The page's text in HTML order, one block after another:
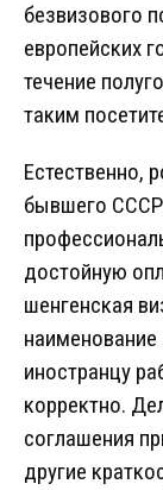
безвизового
европейских
течение
таким
Естественно,
бывшего
достойную
шенгенская
иностранцу
корректно.
соглашения
другие